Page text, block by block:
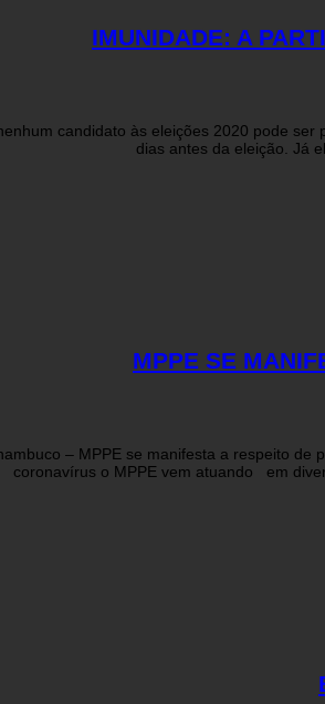
IMUNIDADE: A
candidato às eleições 2020 pode
dias antes da eleição. Já
MPPE SE
– MPPE se manifesta a respeito
coronavírus o MPPE vem atuando em